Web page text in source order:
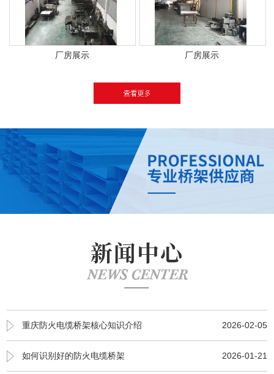
厂房展示 厂房展示
新闻中心
NEWS CENTER
重庆防火电缆桥架核心知识介绍 2026-02-05
如何识别好的防火电缆桥架 2026-01-21